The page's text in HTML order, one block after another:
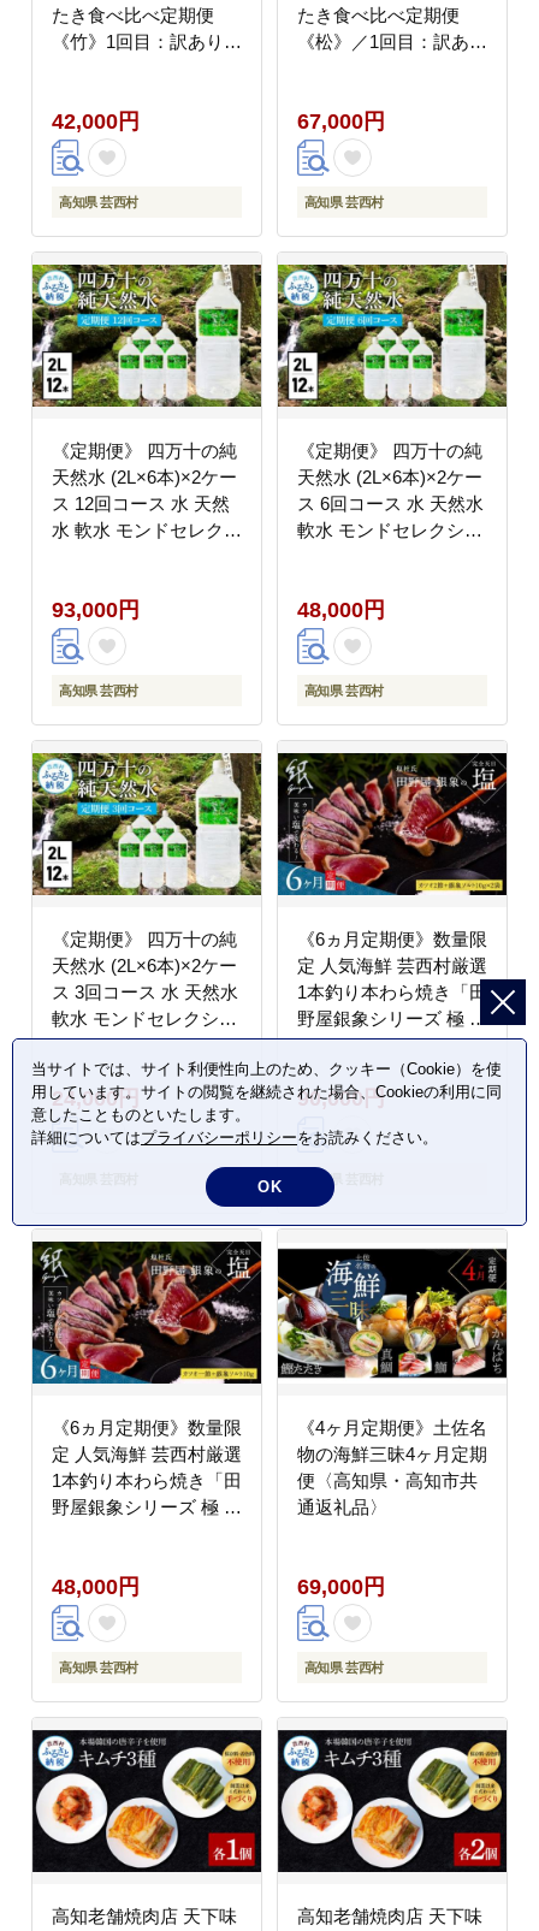
たき食べ比べ定期便
《竹》1回目：訳ありカ
天日塩2節、3回目：極
み鰹 土佐無添加ぬた2
節 高知県共通返礼品 規
格外 不揃い 傷 訳アリ
42,000円
高知県 芸西村
たき食べ比べ定期便
《松》／1回目：訳あり
天日塩3節、3回目：極
み鰹土佐無添加ぬた3節
高知県共通返礼品 規格
外 不揃い 傷 訳アリ 藁
67,000円
高知県 芸西村
《定期便》 四万十の純
天然水 (2L×6本)×2ケー
ス 12回コース 水 天然
水 軟水 モンドセレクシ
93000円 健康 おいしい
飲みやすい おすすめ 定
期購入 定期便 故郷納税
返礼品 高知 四万十川
蓄 防災
93,000円
高知県 芸西村
《定期便》 四万十の純
天然水 (2L×6本)×2ケー
ス 6回コース 水 天然水
軟水 モンドセレクショ
48000円 健康 おいしい
飲みやすい おすすめ 定
期購入 定期便 故郷納税
返礼品 高知 四万十川
蓄 防災
48,000円
高知県 芸西村
《定期便》 四万十の純
天然水 (2L×6本)×2ケー
ス 3回コース 水 天然水
軟水 モンドセレクショ
ン金賞受賞 ナチュラル
ミネラルウォーター
24000円 健康 おいしい
飲みやすい おすすめ 定
期購入 定期便 故郷納税
返礼品 高知 四万十川
ご家庭用 まとめ買い 備
蓄 防災
24,000円
《6ヵ月定期便》数量限
定 人気海鮮 芸西村厳選
1本釣り本わら焼き「田
野屋銀象シリーズ 極 カ
ツオのたたき（6～7人
前）完全天日塩付（田
野屋銀象ソルト）」
返礼品〉かつお タタキ
海鮮 藁焼き 鰹 塩 緊急
支援 (随時出荷中)
90,000円
高知県 芸西村
《6ヵ月定期便》数量限
定 人気海鮮 芸西村厳選
1本釣り本わら焼き「田
野屋銀象シリーズ 極 カ
野屋銀象ソルト）」
〈高知県・土佐市共通
返礼品〉かつお タタキ
海鮮 藁焼き 鰹 塩 緊急
48,000円
高知県 芸西村
《4ヶ月定期便》土佐名
物の海鮮三昧4ヶ月定期
便〈高知県・高知市共
通返礼品〉
69,000円
高知県 芸西村
高知老舗焼肉店 天下味
高知老舗焼肉店 天下味
当サイトでは、サイト利便性向上のため、クッキー（Cookie）を使
用しています。サイトの閲覧を継続された場合、Cookieの利用に同
意したことものといたします。
詳細についてはプライバシーポリシーをお読みください。
OK